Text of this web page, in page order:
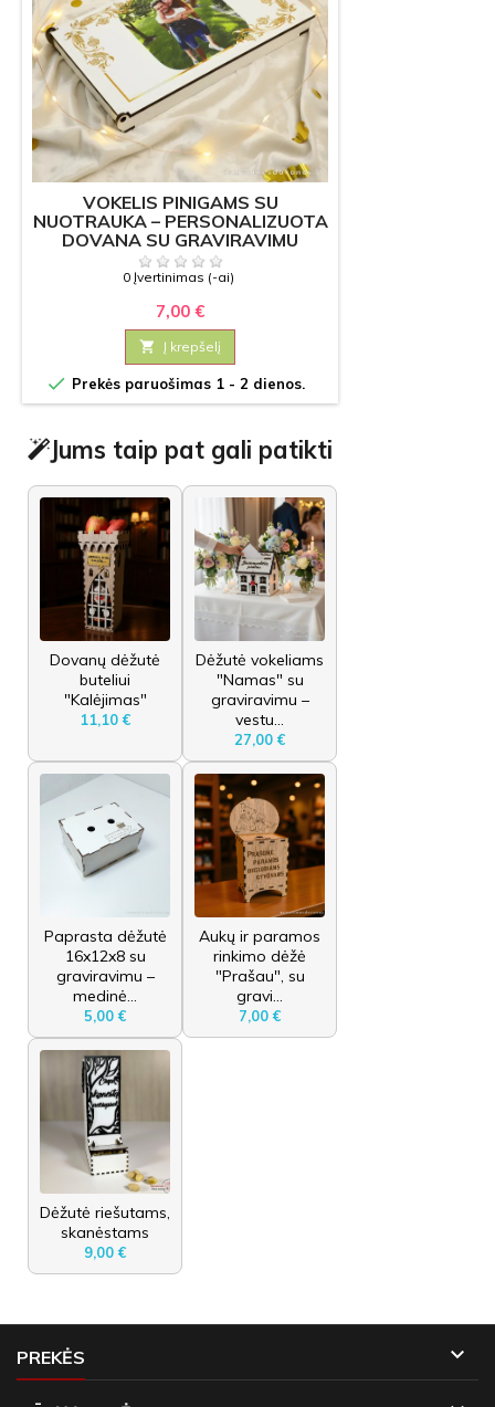
VOKELIS PINIGAMS SU
NUOTRAUKA – PERSONALIZUOTA
DOVANA SU GRAVIRAVIMU
0 Įvertinimas (-ai)
7,00 €
 Į krepšelį
 Prekės paruošimas 1 - 2 dienos.
Jums taip pat gali patikti
Dovanų dėžutė
buteliui
"Kalėjimas"
11,10 €
Dėžutė vokeliams
"Namas" su
graviravimu –
vestu...
27,00 €
Paprasta dėžutė
16x12x8 su
graviravimu –
medinė...
5,00 €
Aukų ir paramos
rinkimo dėžė
"Prašau", su
gravi...
7,00 €
Dėžutė riešutams,
skanėstams
9,00 €
PREKĖS 